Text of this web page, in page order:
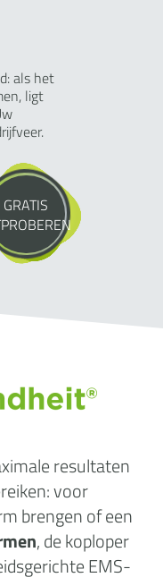
als het
ligt
GRATIS
resultaten
voor
brengen of een
, de koploper
EMS-